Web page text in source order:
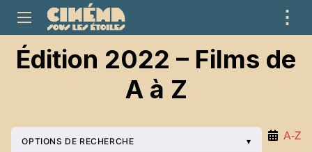
⋮
Édition 2022 – Films de
A à Z
A‑Z
OPTIONS DE RECHERCHE